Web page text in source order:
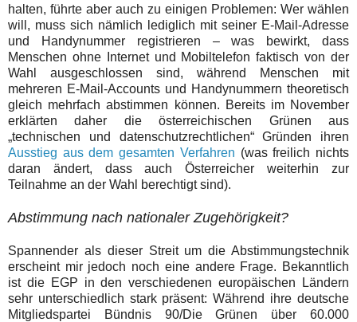
halten, führte aber auch zu einigen Problemen: Wer wählen
will, muss sich nämlich lediglich mit seiner E-Mail-Adresse
und Handynummer registrieren – was bewirkt, dass
Menschen ohne Internet und Mobiltelefon faktisch von der
Wahl ausgeschlossen sind, während Menschen mit
mehreren E-Mail-Accounts und Handynummern theoretisch
gleich mehrfach abstimmen können. Bereits im November
erklärten daher die österreichischen Grünen aus
„technischen und datenschutzrechtlichen“ Gründen ihren
Ausstieg aus dem gesamten Verfahren (was freilich nichts
daran ändert, dass auch Österreicher weiterhin zur
Teilnahme an der Wahl berechtigt sind).
Abstimmung nach nationaler Zugehörigkeit?
Spannender als dieser Streit um die Abstimmungstechnik
erscheint mir jedoch noch eine andere Frage. Bekanntlich
ist die EGP in den verschiedenen europäischen Ländern
sehr unterschiedlich stark präsent: Während ihre deutsche
Mitgliedspartei Bündnis 90/Die Grünen über 60.000